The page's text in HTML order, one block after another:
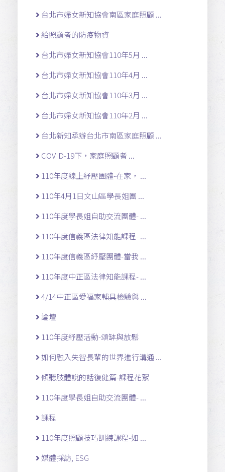
台北市婦女新知協會南區家庭照顧 ...
給照顧者的防疫物資
台北市婦女新知協會110年5月 ...
台北市婦女新知協會110年4月 ...
台北市婦女新知協會110年3月 ...
台北市婦女新知協會110年2月 ...
台北新知承辦台北市南區家庭照顧 ...
COVID-19下，家庭照顧者 ...
110年度線上紓壓團體-在家， ...
110年4月1日文山區學長姐團 ...
110年度學長姐自助交流團體- ...
110年度信義區法律知能課程- ...
110年度信義區紓壓團體-當我 ...
110年度中正區法律知能課程- ...
4/14中正區愛福家輔具檢驗與 ...
論壇
110年度紓壓活動-頌缽與放鬆
如何融入失智長輩的世界進行溝通 ...
傾聽肢體說的話復健篇-課程花絮
110年度學長姐自助交流團體- ...
課程
110年度照顧技巧訓練課程-如 ...
媒體採訪, ESG